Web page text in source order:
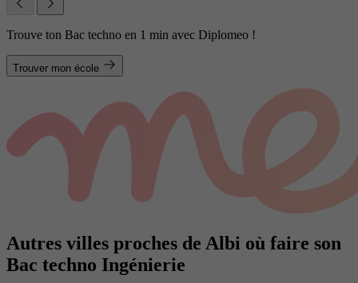
Trouve ton Bac techno en 1 min avec Diplomeo !
Trouver mon école
Autres villes proches de Albi où faire son
Bac techno Ingénierie